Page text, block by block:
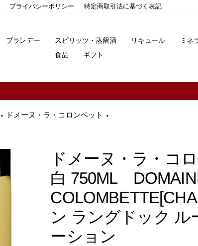
プライバシーポリシー 特定商取引法に基づく表記
ブランデー スピリッツ・蒸留酒 リキュール ミネ
食品
ギフト
ドメーヌ・ラ・コロンベット
ドメーヌ・ラ・コ
白 750ML
ン ラングドック
ーション